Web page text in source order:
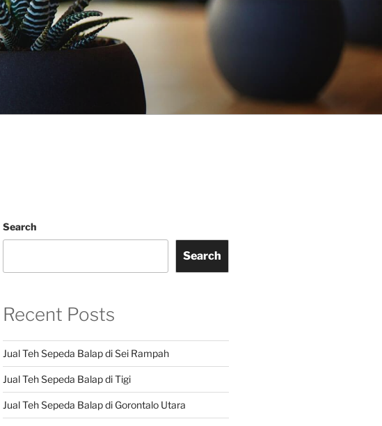
Search
Search
Recent Posts
Jual Teh Sepeda Balap di Sei Rampah
Jual Teh Sepeda Balap di Tigi
Jual Teh Sepeda Balap di Gorontalo Utara